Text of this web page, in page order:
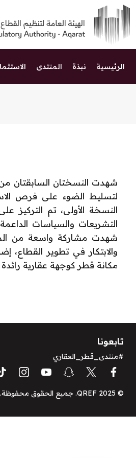
الرئيسية نبذة المنتدى
شهدت النسختان السابقتان من
لتسليط الضوء على فرص
النسخة الأولى، تم التركيز
التشريعات والسياسات
شهدت مشاركة واسعة من
والابتكار في تطوير القطاع،
مكانة قطر كوجهة عقارية
تابعونا
#منتدى_قطر_العقاري
© QREF 2025. جميع الحقوق محفوظة.